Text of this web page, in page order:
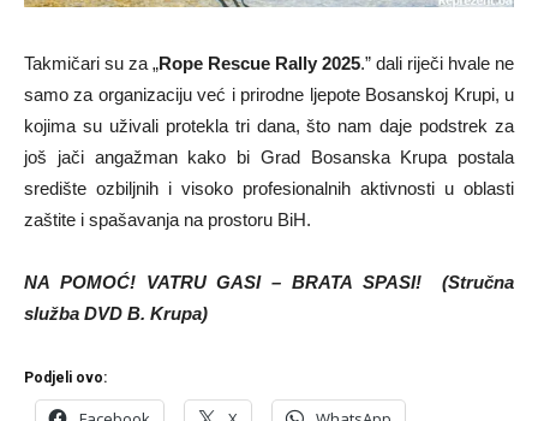
Takmičari su za „Rope Rescue Rally 2025.” dali riječi hvale ne
samo za organizaciju već i prirodne ljepote Bosanskoj Krupi, u
kojima su uživali protekla tri dana, što nam daje podstrek za
još jači angažman kako bi Grad Bosanska Krupa postala
središte ozbiljnih i visoko profesionalnih aktivnosti u oblasti
zaštite i spašavanja na prostoru BiH.
NA POMOĆ! VATRU GASI – BRATA SPASI! (Stručna
služba DVD B. Krupa)
Podjeli ovo: